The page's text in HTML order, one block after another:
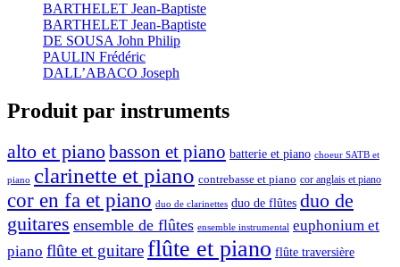
BARTHELET Jean-Baptiste
BARTHELET Jean-Baptiste
DE SOUSA John Philip
PAULIN Frédéric
DALL’ABACO Joseph
Produit par instruments
alto et pianobasson et piano batterie et piano choeur SATB et
piano clarinette et piano contrebasse et piano cor anglais et piano
cor en fa et piano duo de clarinettes duo de flûtes duo de
guitares ensemble de flûtes ensemble instrumental euphonium et
piano flûte et guitareflûte et piano flûte traversière